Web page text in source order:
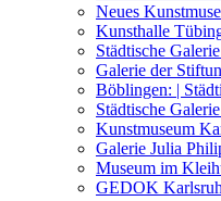
Neues
Kunsthalle
Städtische
Galerie der
Böblingen: |
Städtische
Kunstmuseum
Galerie Julia
Museum im
GEDOK